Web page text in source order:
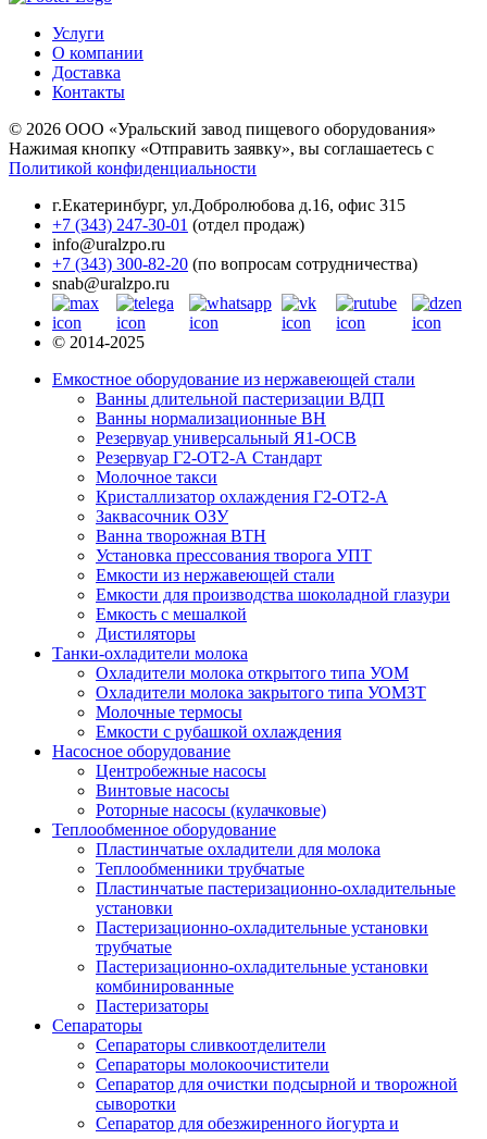
Услуги
О компании
Доставка
Контакты
© 2026 ООО «Уральский завод пищевого оборудования»
Нажимая кнопку «Отправить заявку», вы соглашаетесь с
Политикой конфиденциальности
г.Екатеринбург, ул.Добролюбова д.16, офис 315
+7 (343) 247-30-01 (отдел продаж)
info@uralzpo.ru
+7 (343) 300-82-20 (по вопросам сотрудничества)
snab@uralzpo.ru
© 2014-2025
Емкостное оборудование из нержавеющей стали
Ванны длительной пастеризации ВДП
Ванны нормализационные ВН
Резервуар универсальный Я1-ОСВ
Резервуар Г2-ОТ2-А Стандарт
Молочное такси
Кристаллизатор охлаждения Г2-ОТ2-А
Заквасочник ОЗУ
Ванна творожная ВТН
Установка прессования творога УПТ
Емкости из нержавеющей стали
Емкости для производства шоколадной глазури
Емкость с мешалкой
Дистиляторы
Танки-охладители молока
Охладители молока открытого типа УОМ
Охладители молока закрытого типа УОМЗТ
Молочные термосы
Емкости с рубашкой охлаждения
Насосное оборудование
Центробежные насосы
Винтовые насосы
Роторные насосы (кулачковые)
Теплообменное оборудование
Пластинчатые охладители для молока
Теплообменники трубчатые
Пластинчатые пастеризационно-охладительные
установки
Пастеризационно-охладительные установки
трубчатые
Пастеризационно-охладительные установки
комбинированные
Пастеризаторы
Сепараторы
Сепараторы сливкоотделители
Сепараторы молокоочистители
Сепаратор для очистки подсырной и творожной
сыворотки
Сепаратор для обезжиренного йогурта и